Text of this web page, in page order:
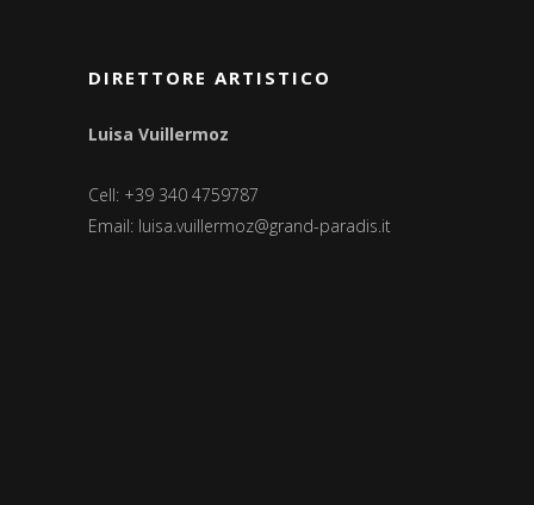
DIRETTORE ARTISTICO
Luisa Vuillermoz
Cell: +39 340 4759787
Email: luisa.vuillermoz@grand-paradis.it